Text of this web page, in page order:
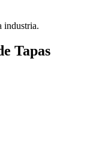
industria.
Tapas